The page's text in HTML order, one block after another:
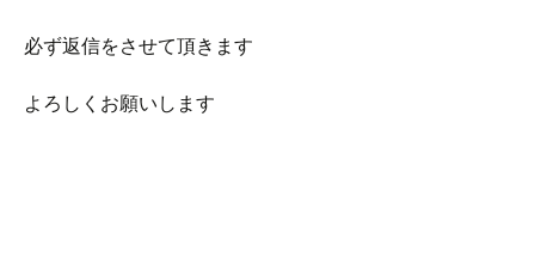
必ず返信をさせて頂きます
よろしくお願いします